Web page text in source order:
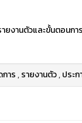
ยงานตัวและขั้นตอนกา
าร,รายงานตัว,ประก